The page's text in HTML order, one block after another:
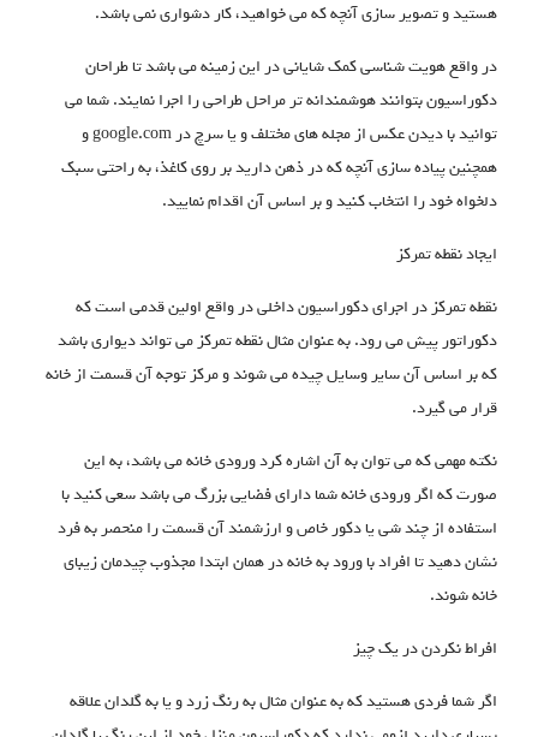
هستید و تصویر سازی آنچه که می خواهید، کار دشواری نمی باشد.
در واقع هویت شناسی کمک شایانی در این زمینه می باشد تا طراحان
دکوراسیون بتوانند هوشمندانه تر مراحل طراحی را اجرا نمایند. شما می
توانید با دیدن عکس از مجله های مختلف و یا سرچ در google.com و
همچنین پیاده سازی آنچه که در ذهن دارید بر روی کاغذ، به راحتی سبک
دلخواه خود را انتخاب کنید و بر اساس آن اقدام نمایید.
ایجاد نقطه تمرکز
نقطه تمرکز در اجرای دکوراسیون داخلی در واقع اولین قدمی است که
دکوراتور پیش می رود. به عنوان مثال نقطه تمرکز می تواند دیواری باشد
که بر اساس آن سایر وسایل چیده می شوند و مرکز توجه آن قسمت از خانه
قرار می گیرد.
نکته مهمی که می توان به آن اشاره کرد ورودی خانه می باشد، به این
صورت که اگر ورودی خانه شما دارای فضایی بزرگ می باشد سعی کنید با
استفاده از چند شی یا دکور خاص و ارزشمند آن قسمت را منحصر به فرد
نشان دهید تا افراد با ورود به خانه در همان ابتدا مجذوب چیدمان زیبای
خانه شوند.
افراط نکردن در یک چیز
اگر شما فردی هستید که به عنوان مثال به رنگ زرد و یا به گلدان علاقه